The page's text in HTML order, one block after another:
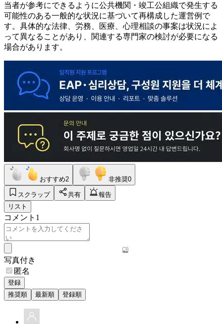
当者が参考にできるように公共機関・竣工公組織で発生する
可能性のある一般的な状況に基づいて再構成した運営例で
す。具体的な法律、労務、医療、心理相談の事案は状況によ
って異なることがあり、関連する専門家の検討が必要になる
場合があります。
おすすめ2 非推奨0
スクラップ 共有
報告
リスト
コメント 1
写真付き
匿名
登録
推奨順
最新順 登録順